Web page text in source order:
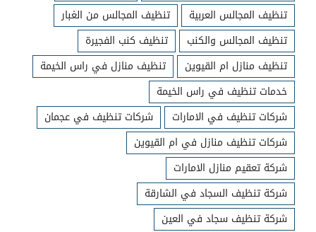
تنظيف المجالس العربية
تنظيف المجالس من الغبار
تنظيف المجالس والكنب
تنظيف كنب الفجيرة
تنظيف منازل ام القيوين
تنظيف منازل في راس الخيمة
خدمات تنظيف في راس الخيمة
شركات تنظيف في الامارات
شركات تنظيف في عجمان
شركات تنظيف منازل في ام القيوين
شركة تعقيم منازل الامارات
شركة تنظيف السجاد في الشارقة
شركة تنظيف سجاد في العين